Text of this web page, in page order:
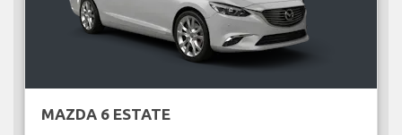
MAZDA 6 ESTATE